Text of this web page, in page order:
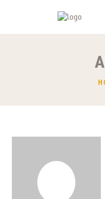
CONNEXION